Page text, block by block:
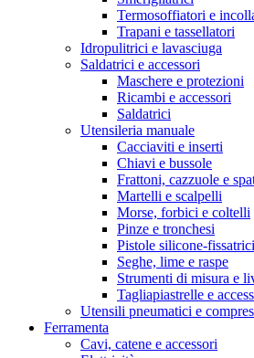
Termosoffiatori e
Trapani e tassellatori
Idropulitrici e lavasciuga
Saldatrici e accessori
Maschere e protezioni
Ricambi e accessori
Saldatrici
Utensileria manuale
Cacciaviti e inserti
Chiavi e bussole
Frattoni, cazzuole e
Martelli e scalpelli
Morse, forbici e coltelli
Pinze e tronchesi
Pistole silicone-
Seghe, lime e raspe
Strumenti di misura e
Tagliapiastrelle e
Utensili pneumatici e
Ferramenta
Cavi, catene e accessori